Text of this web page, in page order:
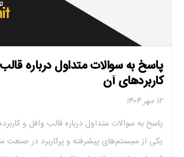
پاسخ به سوالات متداول درباره
کاربردهای آن
۱۲ مهر ۱۴۰۴
پاسخ به سوالات متداول درباره قالب وافل و
یکی از سیستم‌های پیشرفته و پرکاربرد در